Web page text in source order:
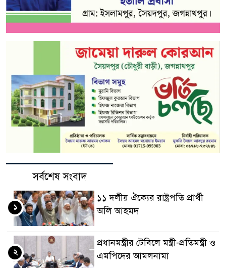
সর্বশেষ সংবাদ
১১ দলীয় ঐক্যের রাষ্ট্রপতি প্রার্থী
অলি আহমদ
১
প্রধানমন্ত্রীর টেবিলে মন্ত্রী-প্রতিমন্ত্রী ও
এমপিদের আমলনামা
২